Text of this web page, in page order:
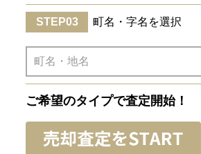
町名・字名を選択
ご希望のタイプで査定開始！